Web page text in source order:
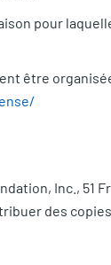
pour
être
Inc., 51
des